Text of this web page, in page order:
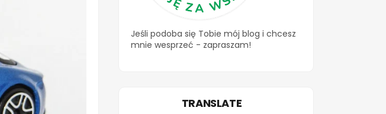
Jeśli podoba się Tobie mój blog i chcesz
mnie wesprzeć - zapraszam!
TRANSLATE